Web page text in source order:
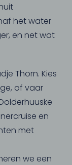
het water
en net wat
Thorn. Kies
of vaar
en
met
we een